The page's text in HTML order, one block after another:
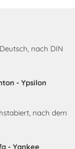
nach DIN
- Ypsilon
nach dem
- Yankee